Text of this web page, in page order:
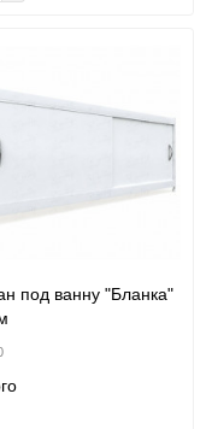
под ванну "Бланка"